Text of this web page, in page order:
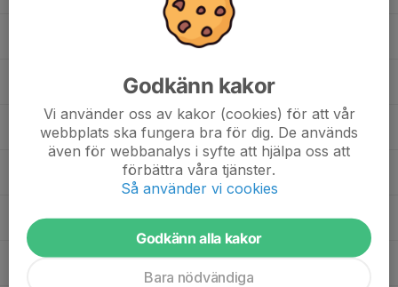
Isabell Wahlström
Julia Johansson
Milly Fahlander
Nellie Vikström
Nelly Isaksson
Godkänn kakor
Vi använder oss av kakor (cookies) för att vår
webbplats ska fungera bra för dig. De används
även för webbanalys i syfte att hjälpa oss att
förbättra våra tjänster.
Så använder vi cookies
Godkänn alla kakor
Bara nödvändiga